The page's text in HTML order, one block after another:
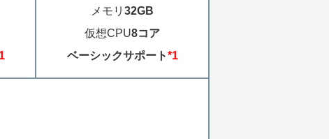
メモリ 32GB
仮想CPU8コア
ベーシックサポート*1